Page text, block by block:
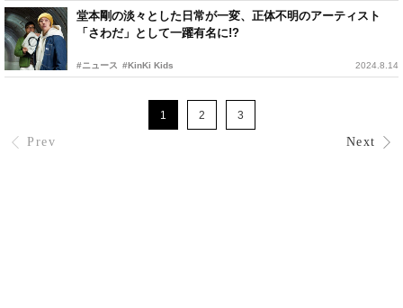
堂本剛の淡々とした日常が一変、正体不明のアーティスト
「さわだ」として一躍有名に!?
#ニュース #KinKi Kids 2024.8.14
Prev
1 2 3
Next